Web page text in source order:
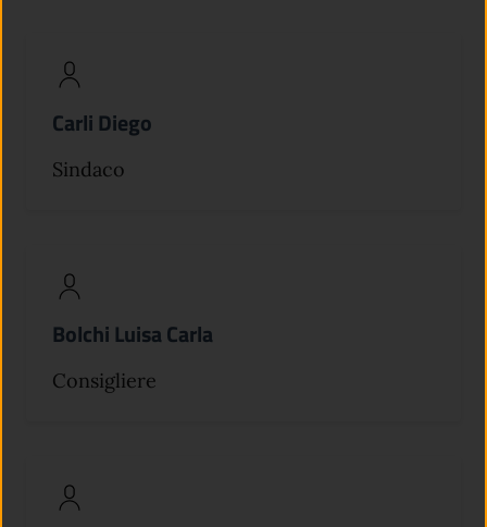
Carli Diego
Sindaco
Bolchi Luisa Carla
Consigliere